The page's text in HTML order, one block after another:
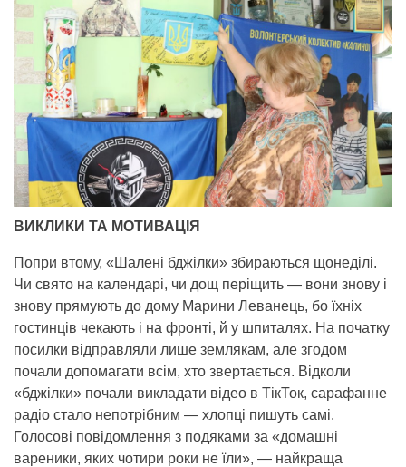
ВИКЛИКИ ТА МОТИВАЦІЯ
Попри втому, «Шалені бджілки» збираються щонеділі.
Чи свято на календарі, чи дощ періщить — вони знову і
знову прямують до дому Марини Леванець, бо їхніх
гостинців чекають і на фронті, й у шпиталях. На початку
посилки відправляли лише землякам, але згодом
почали допомагати всім, хто звертається. Відколи
«бджілки» почали викладати відео в ТікТок, сарафанне
радіо стало непотрібним — хлопці пишуть самі.
Голосові повідомлення з подяками за «домашні
вареники, яких чотири роки не їли», — найкраща